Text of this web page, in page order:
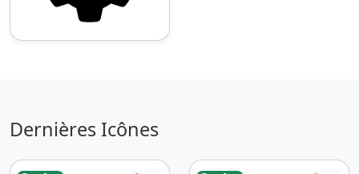
Dernières Icônes